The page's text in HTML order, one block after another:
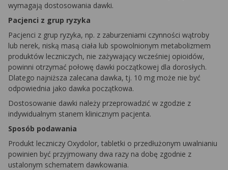
wymagają dostosowania dawki.
Pacjenci z grup ryzyka
Pacjenci z grup ryzyka, np. z zaburzeniami czynności wątroby
lub nerek, niską masą ciała lub spowolnionym metabolizmem
produktów leczniczych, nie zażywający wcześniej opioidów,
powinni otrzymać połowę dawki początkowej dla dorosłych.
Dlatego najniższa zalecana dawka, tj. 10 mg może nie być
odpowiednia jako dawka początkowa.
Dostosowanie dawki należy przeprowadzić w zgodzie z
indywidualnym stanem klinicznym pacjenta.
Sposób podawania
Produkt leczniczy Oxydolor, tabletki o przedłużonym uwalnianiu
powinien być przyjmowany dwa razy na dobę zgodnie z
ustalonym schematem dawkowania.